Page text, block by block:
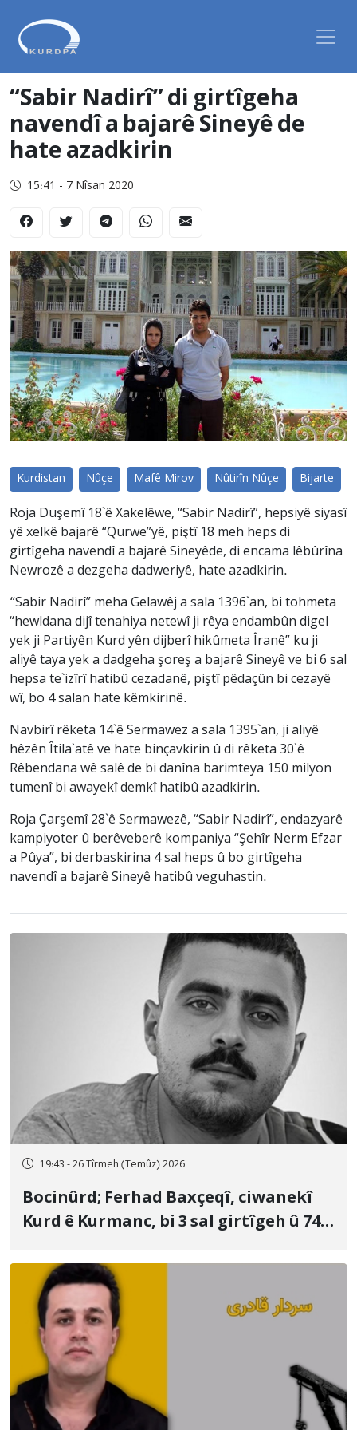
“Sabir Nadirî” di girtîgeha
navendî a bajarê Sineyê de
hate azadkirin
15:41 - 7 Nîsan 2020
Kurdistan Nûçe Mafê Mirov Nûtirîn Nûçe Bijarte
Roja Duşemî 18`ê Xakelêwe, “Sabir Nadirî”, hepsiyê siyasî
yê xelkê bajarê “Qurwe”yê, piştî 18 meh heps di
girtîgeha navendî a bajarê Sineyêde, di encama lêbûrîna
Newrozê a dezgeha dadweriyê, hate azadkirin.
“Sabir Nadirî” meha Gelawêj a sala 1396`an, bi tohmeta
“hewldana dijî tenahiya netewî ji rêya endambûn digel
yek ji Partiyên Kurd yên dijberî hikûmeta Îranê” ku ji
aliyê taya yek a dadgeha şoreş a bajarê Sineyê ve bi 6 sal
hepsa te`izîrî hatibû cezadanê, piştî pêdaçûn bi cezayê
wî, bo 4 salan hate kêmkirinê.
Navbirî rêketa 14`ê Sermawez a sala 1395`an, ji aliyê
hêzên Îtila`atê ve hate binçavkirin û di rêketa 30`ê
Rêbendana wê salê de bi danîna barimteya 150 milyon
tumenî bi awayekî demkî hatibû azadkirin.
Roja Çarşemî 28`ê Sermawezê, “Sabir Nadirî”, endazyarê
kampiyoter û berêveberê kompaniya “Şehîr Nerm Efzar
a Pûya”, bi derbaskirina 4 sal heps û bo girtîgeha
navendî a bajarê Sineyê hatibû veguhastin.
19:43 - 26 Tîrmeh (Temûz) 2026
Bocinûrd; Ferhad Baxçeqî, ciwanekî
Kurd ê Kurmanc, bi 3 sal girtîgeh û 74